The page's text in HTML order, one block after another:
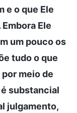
e o que Ele
Ele
um pouco os
tudo o que
meio de
substancial
julgamento,